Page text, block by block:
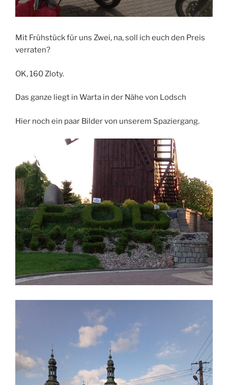
Mit Frühstück für uns Zwei, na, soll ich euch den Preis
verraten?
OK, 160 Zloty.
Das ganze liegt in Warta in der Nähe von Lodsch
Hier noch ein paar Bilder von unserem Spaziergang.